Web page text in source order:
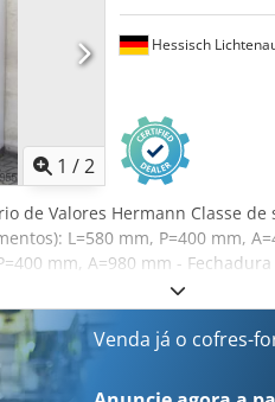
1 /2
Hessisch
de Valores Hermann Classe
L=580 mm, P=400 mm,
mm, A=980 mm -
- 1 chave para o mecanismo de
falta - Travamento frontal
das dobradiças Dimensões
Venda já o cofres-